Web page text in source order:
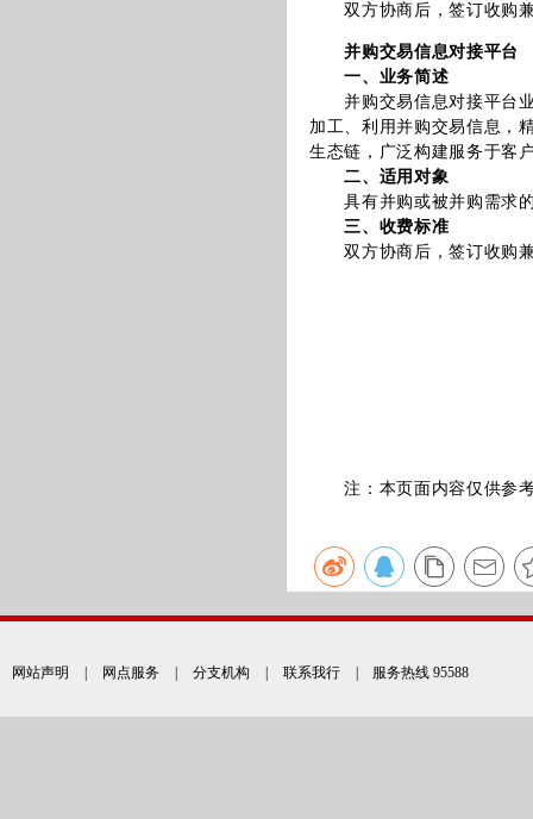
双方协商后，签订收购兼
并购交易信息对接平台
一、业务简述
并购交易信息对接平台业
加工、利用并购交易信息，
生态链，广泛构建服务于客
二、适用对象
具有并购或被并购需求的
三、收费标准
双方协商后，签订收购兼
注：本页面内容仅供参考
网站声明 网点服务 分支机构 联系我行 | 服务热线 95588